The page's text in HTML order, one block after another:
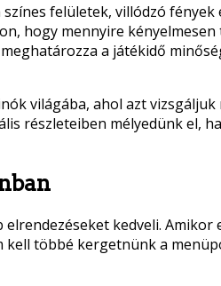
felületek, villódzó
hogy mennyire
a játékidő
világába, ahol azt
részleteiben mélyedünk el,
kedveli.
többé kergetnünk a